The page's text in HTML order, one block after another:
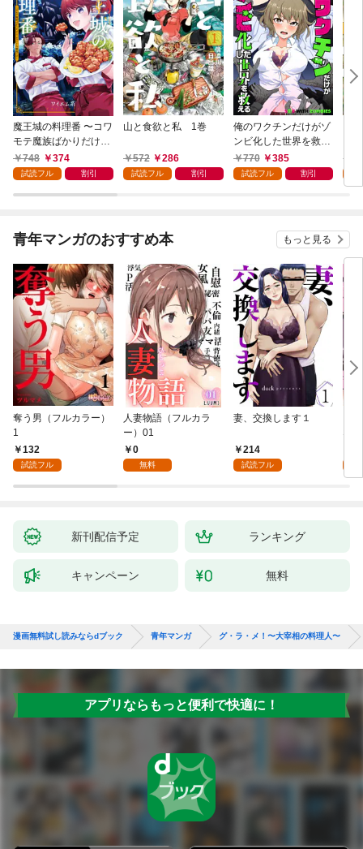
魔王城の料理番 〜コワ
モテ魔族ばかりだけ
ど、ホワイトな職場で
す〜 1巻
748 374
試読フル 割引
山と食欲と私 1巻
572 286
試読フル 割引
俺のワクチンだけがゾ
ンビ化した世界を救え
る 1巻
770 385
試読フル 割引
青年マンガのおすすめ本 もっと見る
奪う男（フルカラー）
1
132
試読フル
人妻物語（フルカラ
ー）01
0
無料
妻、交換します１
214
試読フル
な
新刊配信予定 ランキング
キャンペーン 無料
漫画無料試し読みならdブック 青年マンガ グ・ラ・メ！〜大宰相の料理人〜
アプリならもっと便利で快適に！